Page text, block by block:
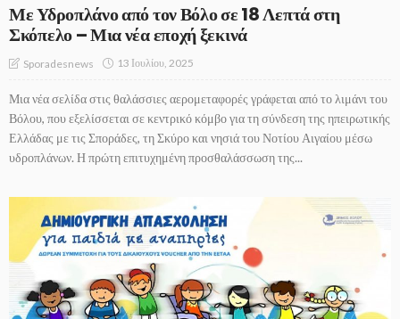
Με Υδροπλάνο από τον Βόλο σε 18 Λεπτά στη
Σκόπελο – Μια νέα εποχή ξεκινά
Sporadesnews 13 Ιουλίου, 2025
Μια νέα σελίδα στις θαλάσσιες αερομεταφορές γράφεται από το λιμάνι του
Βόλου, που εξελίσσεται σε κεντρικό κόμβο για τη σύνδεση της ηπειρωτικής
Ελλάδας με τις Σποράδες, τη Σκύρο και νησιά του Νοτίου Αιγαίου μέσω
υδροπλάνων. Η πρώτη επιτυχημένη προσθαλάσσωση της...